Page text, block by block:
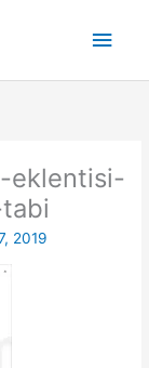
Ana
eklentisi-
2019